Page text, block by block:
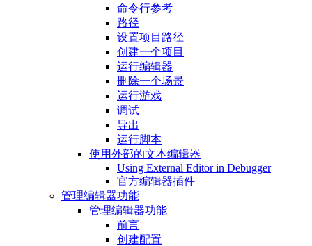
命令行参考
路径
设置项目路径
创建一个项目
运行编辑器
删除一个场景
运行游戏
调试
导出
运行脚本
使用外部的文本编辑器
Using External Editor in Debugger
官方编辑器插件
管理编辑器功能
管理编辑器功能
前言
创建配置